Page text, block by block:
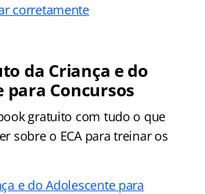
corretamente
da Criança e do
para Concursos
gratuito com tudo o que
sobre o ECA para treinar os
e do Adolescente para